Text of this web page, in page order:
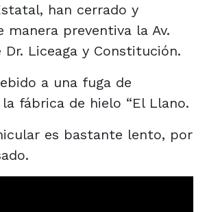
han cerrado y
manera preventiva la Av.
Dr. Liceaga y Constitución.
a una fuga de
fábrica de hielo “El Llano.
es bastante lento, por